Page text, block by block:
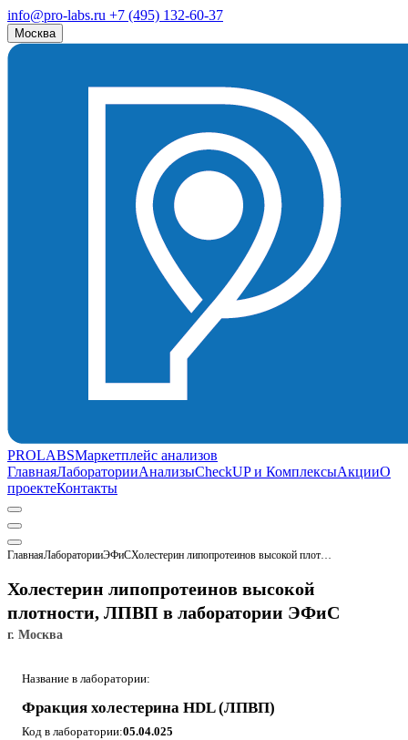
info@pro-labs.ru +7 (495) 132-60-37
Москва
PROLABSМаркетплейс анализов
ГлавнаяЛабораторииАнализыCheckUP и КомплексыАкцииО
проектеКонтакты
ГлавнаяЛабораторииЭФиС Холестерин липопротеинов высокой плотности, ЛПВП
Холестерин липопротеинов высокой
плотности, ЛПВП в лаборатории ЭФиС
г. Москва
Название в лаборатории:
Фракция холестерина HDL (ЛПВП)
Код в лаборатории:05.04.025